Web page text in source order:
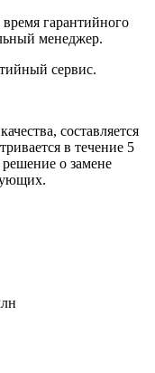
гарантийного
менеджер.
сервис.
составляется
в течение 5
о замене